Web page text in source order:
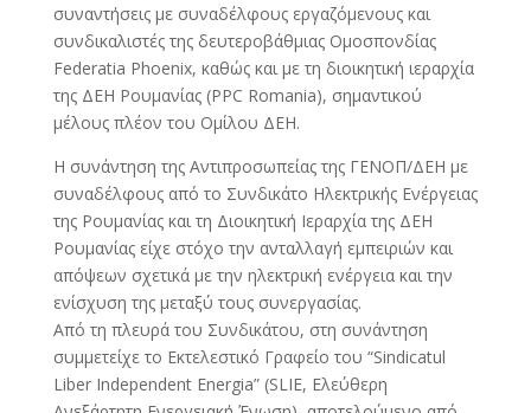
συναντήσεις με συναδέλφους εργαζόμενους και
συνδικαλιστές της δευτεροβάθμιας Ομοσπονδίας
Federatia Phoenix, καθώς και με τη διοικητική ιεραρχία
της ΔΕΗ Ρουμανίας (PPC Romania), σημαντικού
μέλους πλέον του Ομίλου ΔΕΗ.
Η συνάντηση της Αντιπροσωπείας της ΓΕΝΟΠ/ΔΕΗ με
συναδέλφους από το Συνδικάτο Ηλεκτρικής Ενέργειας
της Ρουμανίας και τη Διοικητική Ιεραρχία της ΔΕΗ
Ρουμανίας είχε στόχο την ανταλλαγή εμπειριών και
απόψεων σχετικά με την ηλεκτρική ενέργεια και την
ενίσχυση της μεταξύ τους συνεργασίας.
Από τη πλευρά του Συνδικάτου, στη συνάντηση
συμμετείχε το Εκτελεστικό Γραφείο του “Sindicatul
Liber Independent Energia” (SLIΕ, Ελεύθερη